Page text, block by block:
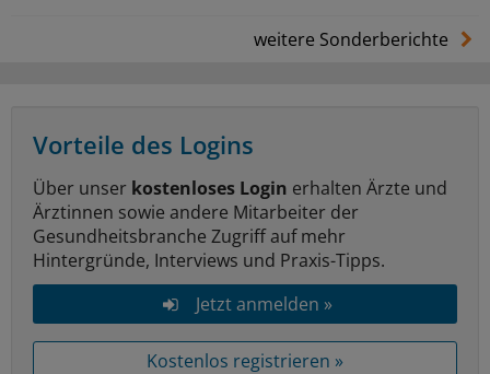
weitere Sonderberichte
Vorteile des Logins
Über unser kostenloses Login erhalten Ärzte und
Ärztinnen sowie andere Mitarbeiter der
Gesundheitsbranche Zugriff auf mehr
Hintergründe, Interviews und Praxis-Tipps.
Jetzt anmelden »
Kostenlos registrieren »